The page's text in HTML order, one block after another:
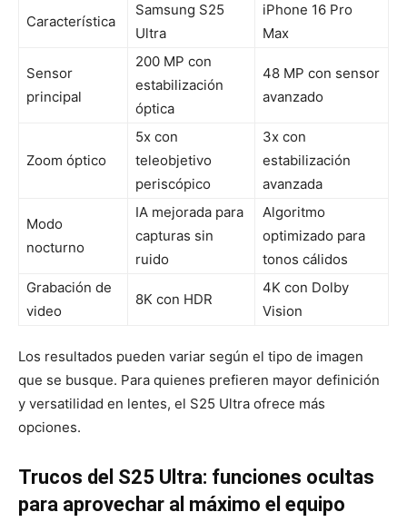
Característica
Samsung S25
Ultra
iPhone 16 Pro
Max
Sensor
principal
200 MP con
estabilización
óptica
48 MP con sensor
avanzado
Zoom óptico
5x con
teleobjetivo
periscópico
3x con
estabilización
avanzada
Modo
nocturno
IA mejorada para
capturas sin
ruido
Algoritmo
optimizado para
tonos cálidos
Grabación de
video
8K con HDR
4K con Dolby
Vision
Los resultados pueden variar según el tipo de imagen
que se busque. Para quienes prefieren mayor definición
y versatilidad en lentes, el S25 Ultra ofrece más
opciones.
Trucos del S25 Ultra: funciones ocultas
para aprovechar al máximo el equipo